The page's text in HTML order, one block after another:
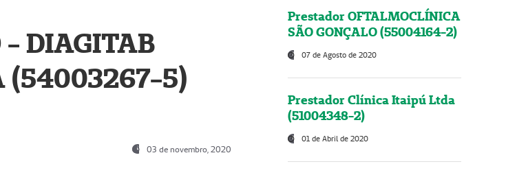
- DIAGITAB
(54003267-5)
03 de novembro, 2020
Prestador OFTALMOCLÍNICA
SÃO GONÇALO (55004164-2)
07 de Agosto de 2020
Prestador Clínica Itaipú Ltda
(51004348-2)
01 de Abril de 2020